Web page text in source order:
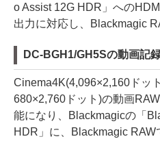
o Assist 12G HDR」への
出力に対応し、Blackmagic
DC-BGH1/GH5Sの動画記
Cinema4K(4,096×2,160ドッ
680×2,760ドット)の動画
能になり、Blackmagicの「
HDR」に、Blackmagic RAW